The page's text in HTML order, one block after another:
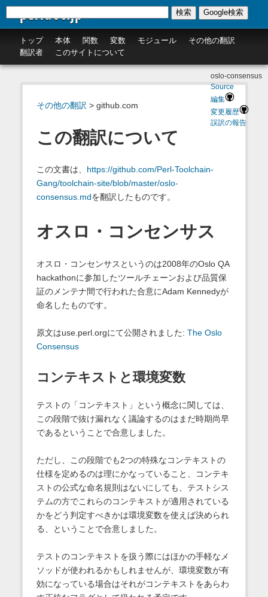
perldoc.jp
トップ 本体 関数 変数 モジュール
その他の翻訳
翻訳者
このサイトについて
検索 Google検索
その他の翻訳 > github.com
oslo-consensus
Source
編集
変更履歴
誤訳の報告
この翻訳について
この文書は、 https://github.com/Perl-Toolchain-
Gang/toolchain-site/blob/master/oslo-
consensus.mdを翻訳したものです。
オスロ・コンセンサス
オスロ・コンセンサスというのは2008年のOslo QA
hackathonに参加したツールチェーンおよび品質保
証のメンテナ間で行われた合意にAdam Kennedyが
命名したものです。
原文はuse.perl.orgにて公開されました: The Oslo
Consensus
コンテキストと環境変数
テストの「コンテキスト」という概念に関しては、
この段階で抜け漏れなく議論するのはまだ時期尚早
であるということで合意しました。
ただし、この段階でも2つの特殊なコンテキストの
仕様を定めるのは理にかなっていること、コンテキ
ストの公式な命名規則はないにしても、テストシス
テムの方でこれらのコンテキストが適用されている
かをどう判定すべきかは環境変数を使えば決められ
る、ということで合意しました。
テストのコンテキストを扱う際にはほかの手軽なメ
ソッドが使われるかもしれませんが、環境変数が有
効になっている場合はそれがコンテキストをあらわ